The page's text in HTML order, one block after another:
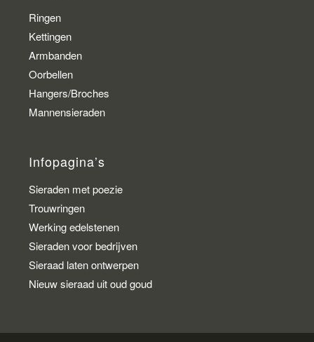
Ringen
Kettingen
Armbanden
Oorbellen
Hangers/Broches
Mannensieraden
Infopagina’s
Sieraden met poezie
Trouwringen
Werking edelstenen
Sieraden voor bedrijven
Sieraad laten ontwerpen
Nieuw sieraad uit oud goud